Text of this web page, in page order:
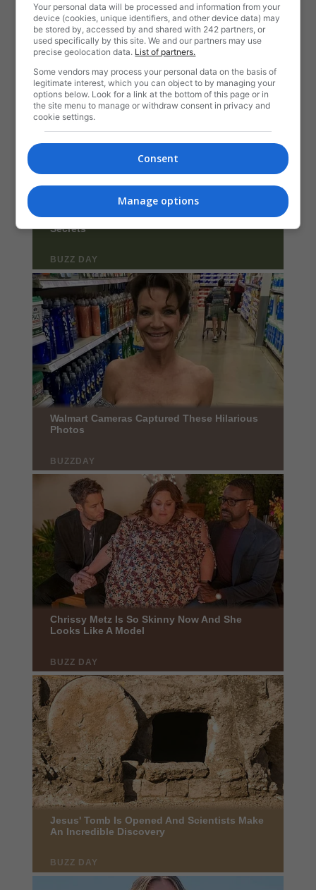
Your personal data will be processed and information from your
device (cookies, unique identifiers, and other device data) may
be stored by, accessed by and shared with 242 partners, or
used specifically by this site. We and our partners may use
precise geolocation data. List of partners.
Some vendors may process your personal data on the basis of
legitimate interest, which you can object to by managing your
options below. Look for a link at the bottom of this page or in
the site menu to manage or withdraw consent in privacy and
cookie settings.
Consent
Manage options